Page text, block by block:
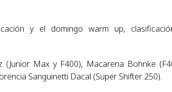
y el domingo warm up,
Max y F400), Macarena Bohnke
Sanguinetti Dacal (Super Shifter 250).